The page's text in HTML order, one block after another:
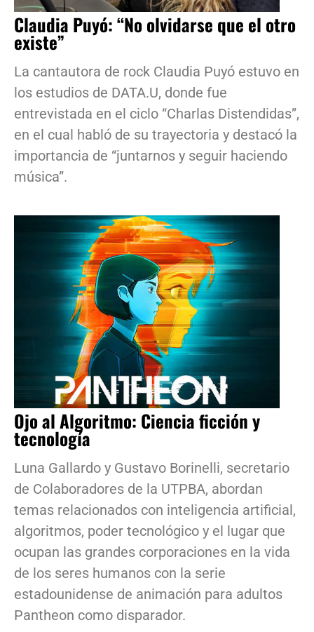
Claudia Puyó: “No olvidarse que el otro
existe”
La cantautora de rock Claudia Puyó estuvo en
los estudios de DATA.U, donde fue
entrevistada en el ciclo “Charlas Distendidas”,
en el cual habló de su trayectoria y destacó la
importancia de “juntarnos y seguir haciendo
música”.
Ojo al Algoritmo: Ciencia ficción y
tecnología
Luna Gallardo y Gustavo Borinelli, secretario
de Colaboradores de la UTPBA, abordan
temas relacionados con inteligencia artificial,
algoritmos, poder tecnológico y el lugar que
ocupan las grandes corporaciones en la vida
de los seres humanos con la serie
estadounidense de animación para adultos
Pantheon como disparador.